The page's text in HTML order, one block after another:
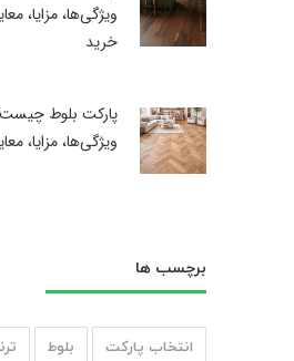
ویژگی‌ها، مزایا،
خرید
پارکت بلوط
ویژگی‌ها، مزایا،
برچسب ها
انتخاب پارکت بلوط